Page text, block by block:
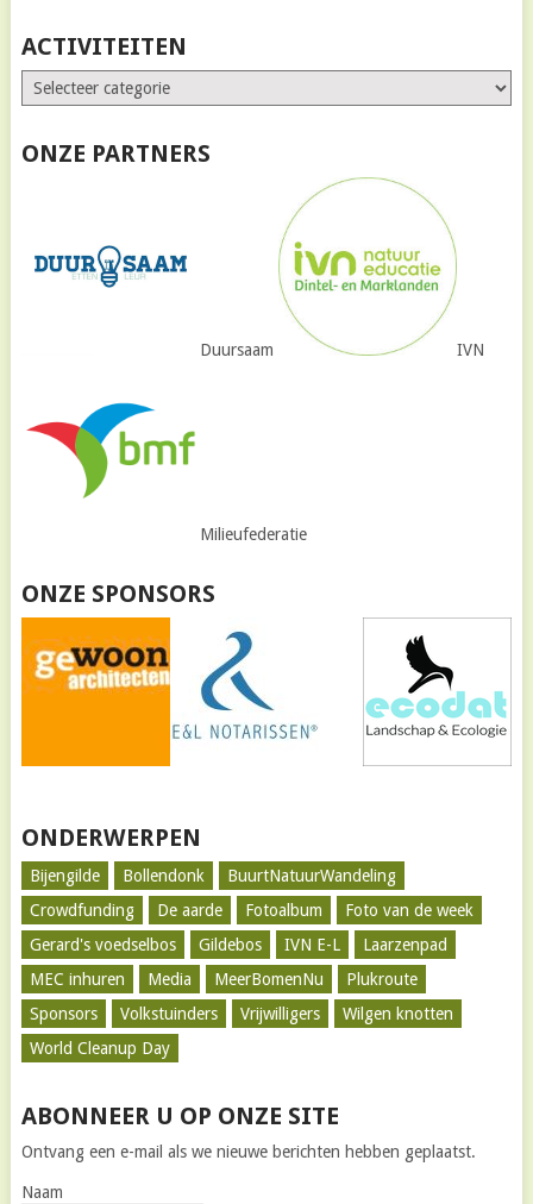
ACTIVITEITEN
ONZE PARTNERS
Duursaam IVN
Milieufederatie
ONZE SPONSORS
ONDERWERPEN
Bijengilde Bollendonk
BuurtNatuurWandeling
Crowdfunding
De aarde Fotoalbum
Foto van de week
Gerard's voedselbos
Gildebos IVN E-L
Laarzenpad
MEC inhuren
Media MeerBomenNu
Plukroute
Sponsors
Volkstuinders Vrijwilligers
Wilgen knotten
World Cleanup Day
ABONNEER U OP ONZE SITE
Ontvang een e-mail als we nieuwe berichten hebben geplaatst.
Naam